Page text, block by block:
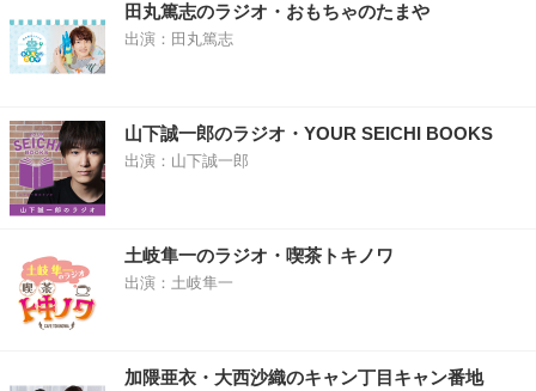
田丸篤志のラジオ・おもちゃのたまや
出演：田丸篤志
山下誠一郎のラジオ・YOUR SEICHI BOOKS
出演：山下誠一郎
土岐隼一のラジオ・喫茶トキノワ
出演：土岐隼一
加隈亜衣・大西沙織のキャン丁目キャン番地